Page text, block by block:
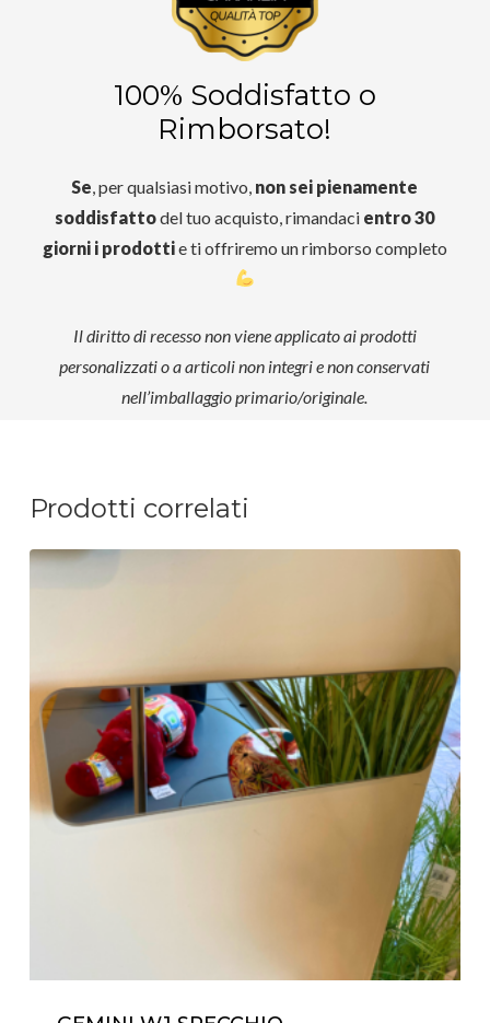
100% Soddisfatto o
Rimborsato!
Se , per qualsiasi motivo, non sei pienamente
soddisfattodel tuo acquisto, rimandaci entro 30
giorni i prodottie ti offriremo un rimborso completo
Il diritto di recesso non viene applicato ai prodotti
personalizzati o a articoli non integri e non conservati
nell’imballaggio primario/originale.
Prodotti correlati